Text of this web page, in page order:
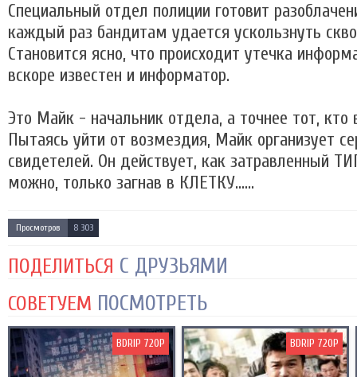
Специальный отдел полиции готовит
каждый раз бандитам удается ускользнуть
Становится ясно, что происходит утечка
вскоре известен и информатор.
Это Майк - начальник отдела, а точнее тот, кто
Пытаясь уйти от возмездия, Майк организует
свидетелей. Он действует, как затравленный
можно, только загнав в КЛЕТКУ......
Просмотров 8 303
ПОДЕЛИТЬСЯ С ДРУЗЬЯМИ
СОВЕТУЕМ ПОСМОТРЕТЬ
BDRIP 720P BDRIP 720P